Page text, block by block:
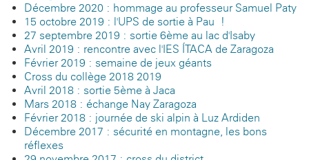
Décembre 2020 : hommage au professeur Samuel Paty
15 octobre 2019 : l'UPS de sortie à Pau !
27 septembre 2019 : sortie 6ème au lac d'Isaby
Avril 2019 : rencontre avec l'IES ÍTACA de Zaragoza
Février 2019 : semaine de jeux géants
Cross du collège 2018-2019
Avril 2018 : sortie 5ème à Jaca
Mars 2018 : échange Nay-Zaragoza
Février 2018 : journée de ski alpin à Luz-Ardiden
Décembre 2017 : sécurité en montagne, les bons
réflexes